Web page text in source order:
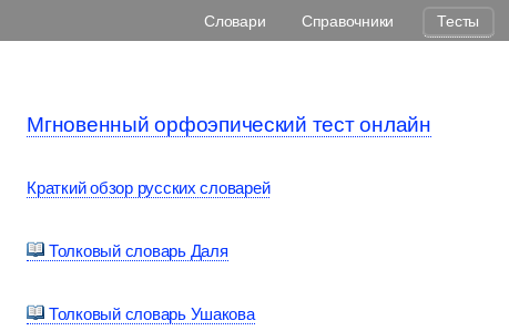
Словари Справочники Тесты
Мгновенный орфоэпический тест онлайн
Краткий обзор русских словарей
Толковый словарь Даля
Толковый словарь Ушакова